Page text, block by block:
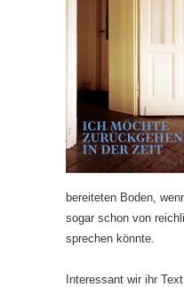
bereiteten Boden,
sogar schon von
sprechen könnte.
Interessant wir ihr Text